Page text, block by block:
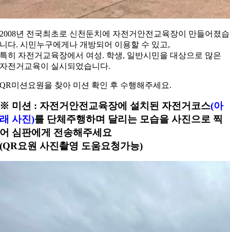
2008년 전국최초로 신천둔치에 자전거안전교육장이 만들어졌습
니다. 시민누구에게나 개방되어 이용할 수 있고,
특히 자전거교육장에서 여성. 학생, 일반시민을 대상으로 많은
자전거교육이 실시되었습니다.
QR미션요원을 찾아 미션 확인 후 수행해주세요.
※ 미션 : 자전거안전교육장에 설치된 자전거코스(아
래 사진)를 단체주행하며 달리는 모습을 사진으로 찍
어 심판에게 전송해주세요
(QR요원 사진촬영 도움요청가능)